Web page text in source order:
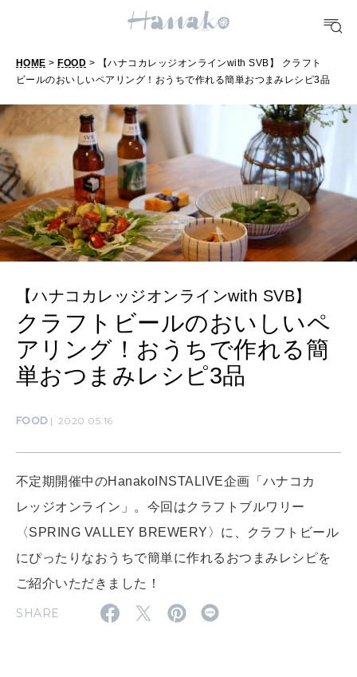
TRAVEL
FORTUNE
明日のわたし
[12星座別] Weekly Holoscope
[12星座別] Monthly Love Holoscope
算命学がわかる今月のあなた
HEALTH
自分にやさしく
LEARN
MAMA
SUSTAINABLE
CULTURE
自分を耕す
WORK&MONEY
HOME > FOOD > 【ハナコカレッジオンラインwith SVB】 クラフト
ビールのおいしいペアリング！おうちで作れる簡単おつまみレシピ3品
【ハナコカレッジオンラインwith SVB】
クラフトビールのおいしいペ
アリング！おうちで作れる簡
単おつまみレシピ3品
FOOD 2020.05.16
不定期開催中のHanakoINSTALIVE企画「ハナコカ
レッジオンライン」。今回はクラフトブルワリー
〈SPRING VALLEY BREWERY〉に、クラフトビール
にぴったりなおうちで簡単に作れるおつまみレシピを
ご紹介いただきました！
SHARE